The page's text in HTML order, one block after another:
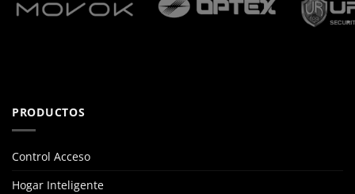
PRODUCTOS
Control Acceso
Hogar Inteligente